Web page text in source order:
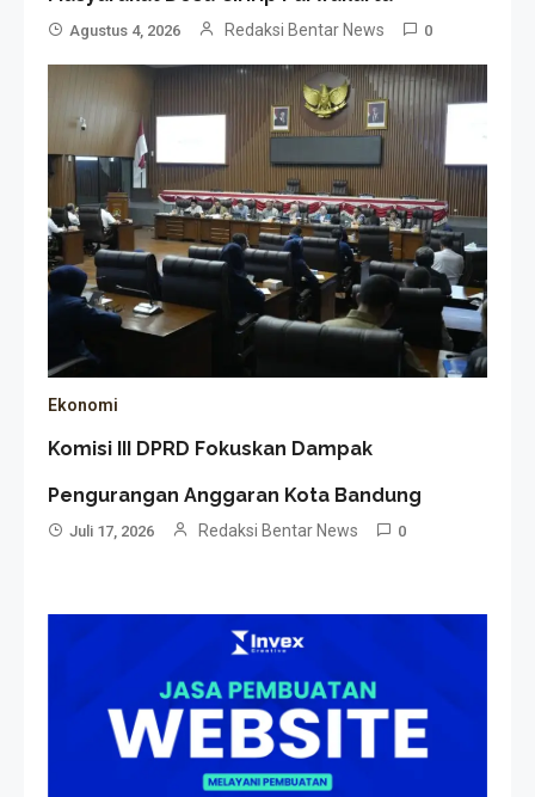
Agustus 4, 2026 Redaksi Bentar News 0
Ekonomi
Komisi III DPRD Fokuskan Dampak
Pengurangan Anggaran Kota Bandung
Juli 17, 2026 Redaksi Bentar News 0